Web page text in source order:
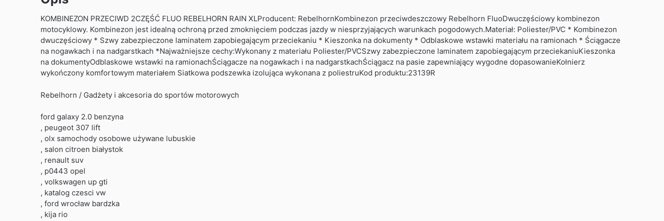
KOMBINEZON PRZECIWD 2CZĘŚĆ FLUO REBELHORN RAIN XLProducent: RebelhornKombinezon przeciwdeszczowy Rebelhorn FluoDwuczęściowy kombinezon
motocyklowy. Kombinezon jest idealną ochroną przed zmoknięciem podczas jazdy w niesprzyjających warunkach pogodowych.Materiał: Poliester/PVC * Kombinezon
dwuczęściowy * Szwy zabezpieczone laminatem zapobiegającym przeciekaniu * Kieszonka na dokumenty * Odblaskowe wstawki materiału na ramionach * Ściągacze
na nogawkach i na nadgarstkach *Najważniejsze cechy:Wykonany z materiału Poliester/PVCSzwy zabezpieczone laminatem zapobiegającym przeciekaniuKieszonka
na dokumentyOdblaskowe wstawki na ramionachŚciągacze na nogawkach i na nadgarstkachŚciągacz na pasie zapewniający wygodne dopasowanieKołnierz
wykończony komfortowym materiałem Siatkowa podszewka izolująca wykonana z poliestruKod produktu:23139R
Rebelhorn / Gadżety i akcesoria do sportów motorowych
ford galaxy 2.0 benzyna
, peugeot 307 lift
, olx samochody osobowe używane lubuskie
, salon citroen białystok
, renault suv
, p0443 opel
, volkswagen up gti
, katalog czesci vw
, ford wrocław bardzka
, kija rio